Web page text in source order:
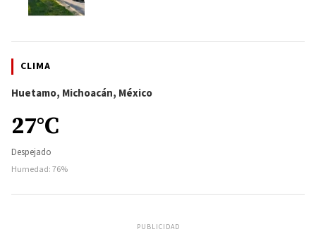
CLIMA
Huetamo, Michoacán, México
27°C
Despejado
Humedad: 76%
PUBLICIDAD